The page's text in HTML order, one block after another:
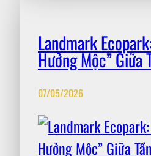
Landmark
Hưởng Mộc” Giữa
07/05/2026